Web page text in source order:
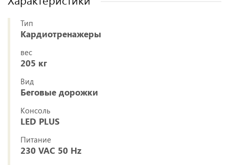
Тип
Кардиотренажеры
вес
205 кг
Вид
Беговые дорожки
Консоль
LED PLUS
Питание
230 VAC 50 Hz